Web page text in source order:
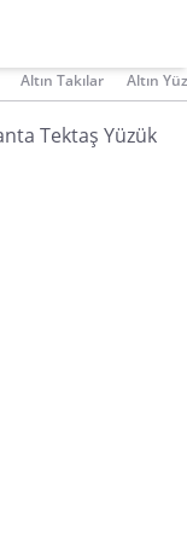
Altın Takılar Altın